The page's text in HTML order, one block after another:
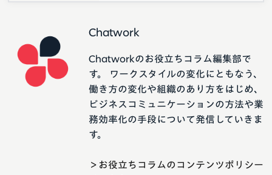
Chatwork
Chatworkのお役立ちコラム編集部で
す。 ワークスタイルの変化にともなう、
働き方の変化や組織のあり方をはじめ、
ビジネスコミュニケーションの方法や業
務効率化の手段について発信していきま
す。
＞お役立ちコラムのコンテンツポリシー